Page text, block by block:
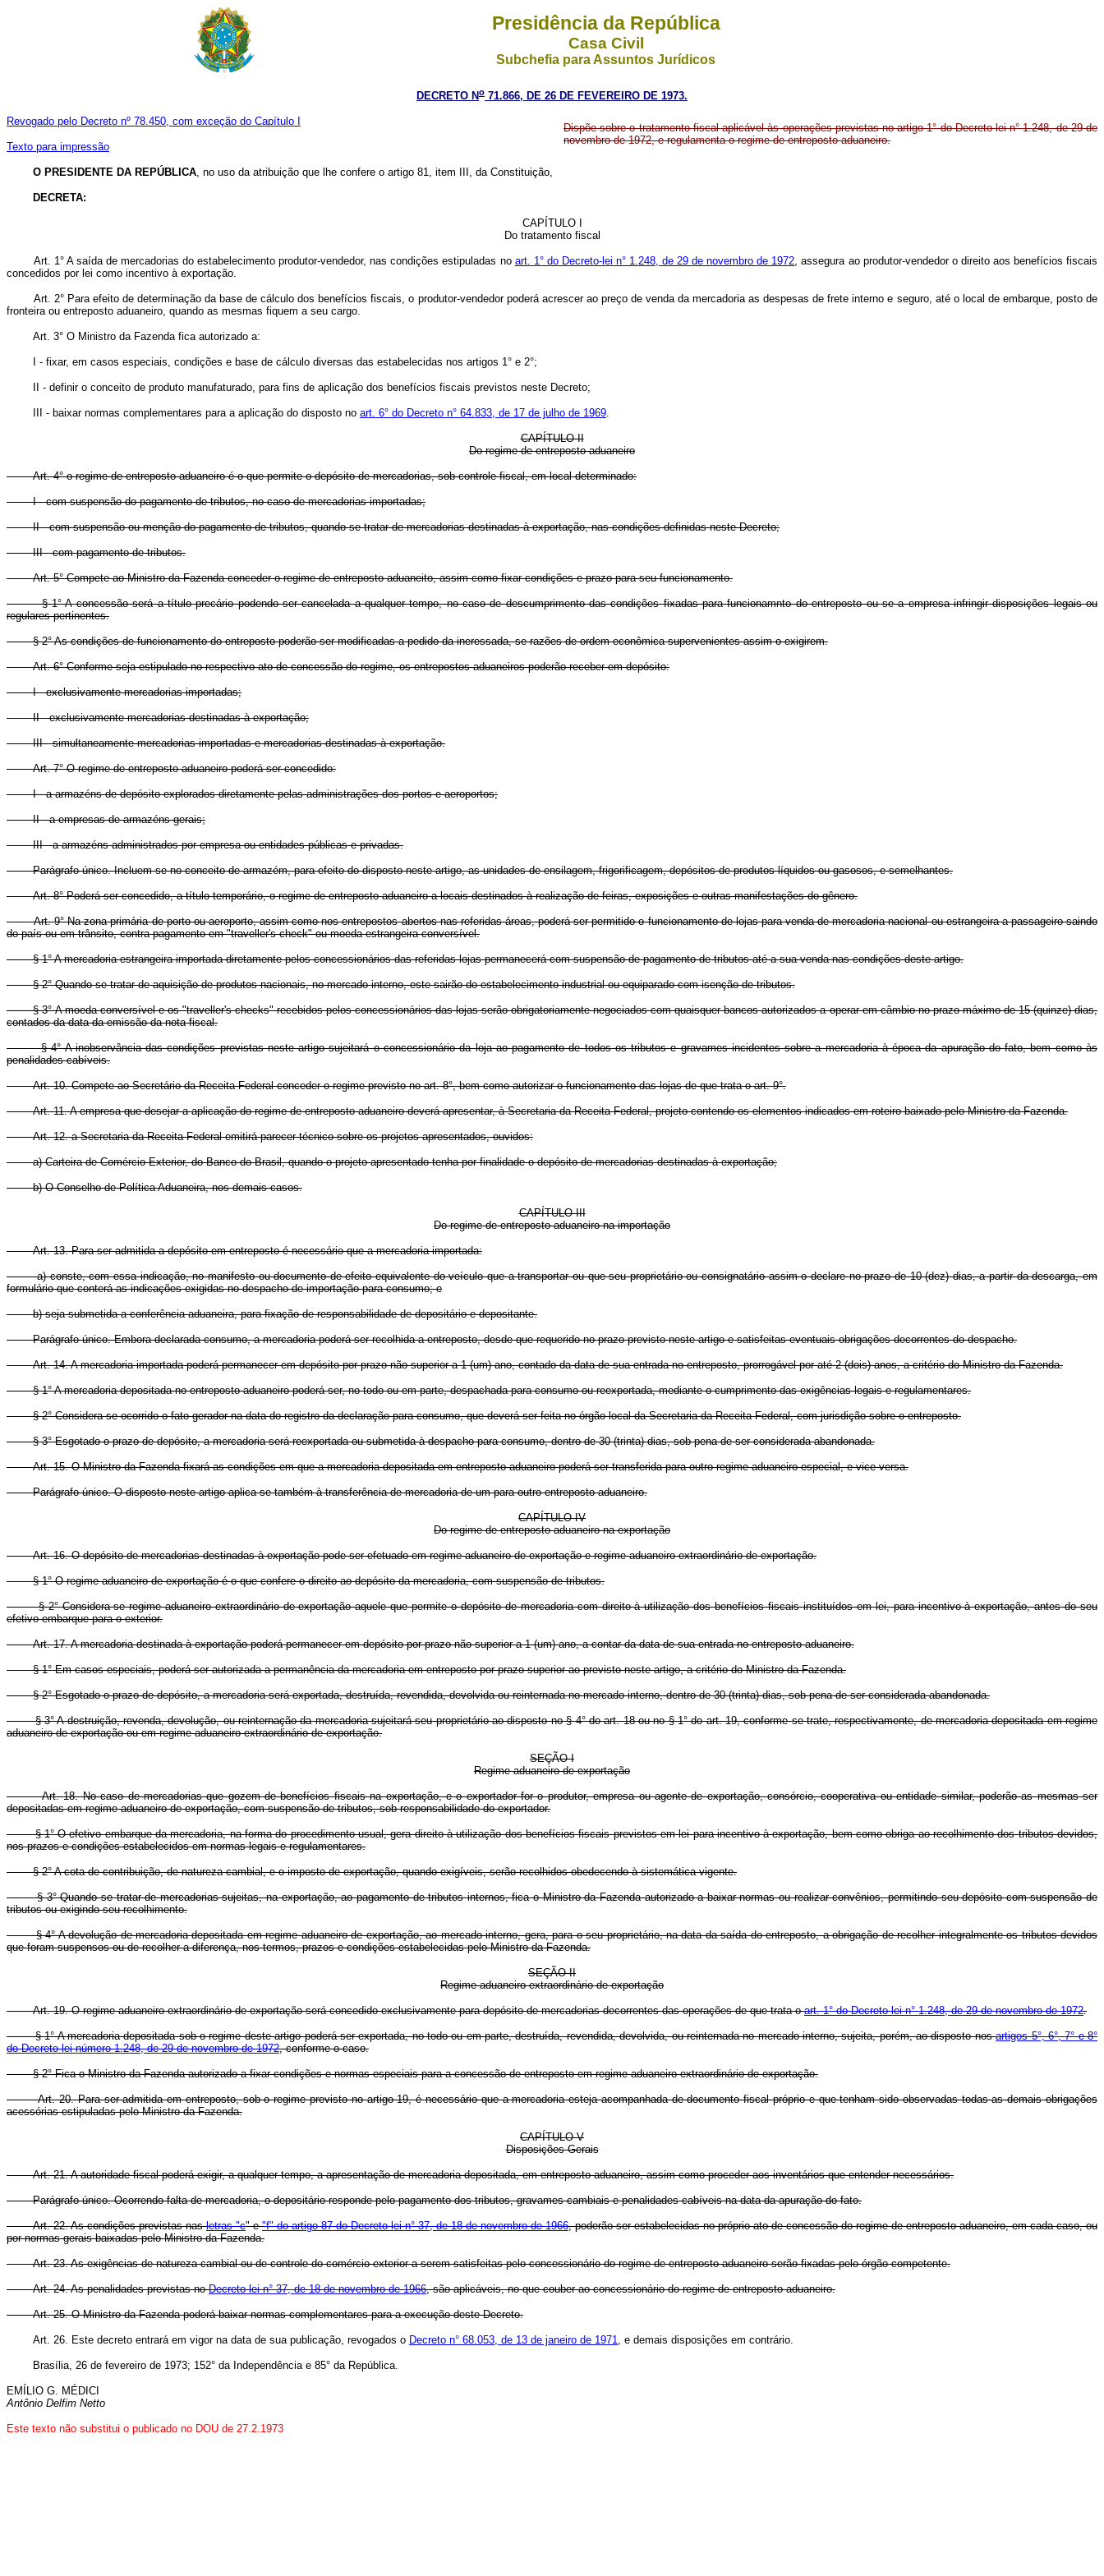
Presidência da República
Casa Civil
Subchefia para Assuntos Jurídicos
DECRETO No 71.866, DE 26 DE FEVEREIRO DE 1973.
Revogado pelo Decreto nº 78.450, com exceção do Capítulo I
Texto para impressão
Dispõe sobre o tratamento fiscal aplicável às operações previstas no artigo 1° do Decreto-lei n° 1.248, de 29 de
novembro de 1972, e regulamenta o regime de entreposto aduaneiro.
O PRESIDENTE DA REPÚBLICA, no uso da atribuição que lhe confere o artigo 81, item III, da Constituição,
DECRETA:
CAPÍTULO I
Do tratamento fiscal
Art. 1° A saída de mercadorias do estabelecimento produtor-vendedor, nas condições estipuladas no art. 1° do Decreto-lei n° 1.248, de 29 de novembro de 1972, assegura ao produtor-vendedor o direito aos benefícios fiscais
concedidos por lei como incentivo à exportação.
Art. 2° Para efeito de determinação da base de cálculo dos benefícios fiscais, o produtor-vendedor poderá acrescer ao preço de venda da mercadoria as despesas de frete interno e seguro, até o local de embarque, posto de
fronteira ou entreposto aduaneiro, quando as mesmas fiquem a seu cargo.
Art. 3° O Ministro da Fazenda fica autorizado a:
I - fixar, em casos especiais, condições e base de cálculo diversas das estabelecidas nos artigos 1° e 2°;
II - definir o conceito de produto manufaturado, para fins de aplicação dos benefícios fiscais previstos neste Decreto;
III - baixar normas complementares para a aplicação do disposto no art. 6° do Decreto n° 64.833, de 17 de julho de 1969.
CAPÍTULO II
Do regime de entreposto aduaneiro
Art. 4° o regime de entreposto aduaneiro é o que permite o depósito de mercadorias, sob controle fiscal, em local determinado:
I - com suspensão do pagamento de tributos, no caso de mercadorias importadas;
II - com suspensão ou menção do pagamento de tributos, quando se tratar de mercadorias destinadas à exportação, nas condições definidas neste Decreto;
III - com pagamento de tributos.
Art. 5° Compete ao Ministro da Fazenda conceder o regime de entreposto aduaneito, assim como fixar condições e prazo para seu funcionamento.
§ 1° A concessão será a título precário podendo ser cancelada a qualquer tempo, no caso de descumprimento das condições fixadas para funcionamnto do entreposto ou se a empresa infringir disposições legais ou
regulares pertinentes.
§ 2° As condições de funcionamento do entreposto poderão ser modificadas a pedido da ineressada, se razões de ordem econômica supervenientes assim o exigirem.
Art. 6° Conforme seja estipulado no respectivo ato de concessão do regime, os entrepostos aduaneiros poderão receber em depósito:
I - exclusivamente mercadorias importadas;
II - exclusivamente mercadorias destinadas à exportação;
III - simultaneamente mercadorias importadas e mercadorias destinadas à exportação.
Art. 7° O regime de entreposto aduaneiro poderá ser concedido:
I - a armazéns de depósito explorados diretamente pelas administrações dos portos e aeroportos;
II - a empresas de armazéns-gerais;
III - a armazéns administrados por empresa ou entidades públicas e privadas.
Parágrafo único. Incluem-se no conceito de armazém, para efeito do disposto neste artigo, as unidades de ensilagem, frigorificagem, depósitos de produtos líquidos ou gasosos, e semelhantes.
Art. 8° Poderá ser concedido, a título temporário, o regime de entreposto aduaneiro a locais destinados à realização de feiras, exposições e outras manifestações do gênero.
Art. 9° Na zona primária de porto ou aeroporto, assim como nos entrepostos abertos nas referidas áreas, poderá ser permitido o funcionamento de lojas para venda de mercadoria nacional ou estrangeira a passageiro saindo
do país ou em trânsito, contra pagamento em "traveller's check" ou moeda estrangeira conversível.
§ 1° A mercadoria estrangeira importada diretamente pelos concessionários das referidas lojas permanecerá com suspensão de pagamento de tributos até a sua venda nas condições deste artigo.
§ 2° Quando se tratar de aquisição de produtos nacionais, no mercado interno, este sairão do estabelecimento industrial ou equiparado com isenção de tributos.
§ 3° A moeda conversível e os "traveller's checks" recebidos pelos concessionários das lojas serão obrigatoriamente negociados com quaisquer bancos autorizados a operar em câmbio no prazo máximo de 15 (quinze) dias,
contados da data da emissão da nota fiscal.
§ 4° A inobservância das condições previstas neste artigo sujeitará o concessionário da loja ao pagamento de todos os tributos e gravames incidentes sobre a mercadoria à época da apuração do fato, bem como às
penalidades cabíveis.
Art. 10. Compete ao Secretário da Receita Federal conceder o regime previsto no art. 8°, bem como autorizar o funcionamento das lojas de que trata o art. 9°.
Art. 11. A empresa que desejar a aplicação do regime de entreposto aduaneiro deverá apresentar, à Secretaria da Receita Federal, projeto contendo os elementos indicados em roteiro baixado pelo Ministro da Fazenda.
Art. 12. a Secretaria da Receita Federal emitirá parecer técnico sobre os projetos apresentados, ouvidos:
a) Carteira de Comércio Exterior, do Banco do Brasil, quando o projeto apresentado tenha por finalidade o depósito de mercadorias destinadas à exportação;
b) O Conselho de Política Aduaneira, nos demais casos.
CAPÍTULO III
Do regime de entreposto aduaneiro na importação
Art. 13. Para ser admitida a depósito em entreposto é necessário que a mercadoria importada:
a) conste, com essa indicação, no manifesto ou documento de efeito equivalente do veículo que a transportar ou que seu proprietário ou consignatário assim o declare no prazo de 10 (dez) dias, a partir da descarga, em
formulário que conterá as indicações exigidas no despacho de importação para consumo; e
b) seja submetida a conferência aduaneira, para fixação de responsabilidade de depositário e depositante.
Parágrafo único. Embora declarada consumo, a mercadoria poderá ser recolhida a entreposto, desde que requerido no prazo previsto neste artigo e satisfeitas eventuais obrigações decorrentes do despacho.
Art. 14. A mercadoria importada poderá permanecer em depósito por prazo não superior a 1 (um) ano, contado da data de sua entrada no entreposto, prorrogável por até 2 (dois) anos, a critério do Ministro da Fazenda.
§ 1° A mercadoria depositada no entreposto aduaneiro poderá ser, no todo ou em parte, despachada para consumo ou reexportada, mediante o cumprimento das exigências legais e regulamentares.
§ 2° Considera-se ocorrido o fato gerador na data do registro da declaração para consumo, que deverá ser feita no órgão local da Secretaria da Receita Federal, com jurisdição sobre o entreposto.
§ 3° Esgotado o prazo de depósito, a mercadoria será reexportada ou submetida à despacho para consumo, dentro de 30 (trinta) dias, sob pena de ser considerada abandonada.
Art. 15. O Ministro da Fazenda fixará as condições em que a mercadoria depositada em entreposto aduaneiro poderá ser transferida para outro regime aduaneiro especial, e vice-versa.
Parágrafo único. O disposto neste artigo aplica-se também à transferência de mercadoria de um para outro entreposto aduaneiro.
CAPÍTULO IV
Do regime de entreposto aduaneiro na exportação
Art. 16. O depósito de mercadorias destinadas à exportação pode ser efetuado em regime aduaneiro de exportação e regime aduaneiro extraordinário de exportação.
§ 1° O regime aduaneiro de exportação é o que confere o direito ao depósito da mercadoria, com suspensão de tributos.
§ 2° Considera-se regime aduaneiro extraordinário de exportação aquele que permite o depósito de mercadoria com direito à utilização dos benefícios fiscais instituídos em lei, para incentivo à exportação, antes do seu
efetivo embarque para o exterior.
Art. 17. A mercadoria destinada à exportação poderá permanecer em depósito por prazo não superior a 1 (um) ano, a contar da data de sua entrada no entreposto aduaneiro.
§ 1° Em casos especiais, poderá ser autorizada a permanência da mercadoria em entreposto por prazo superior ao previsto neste artigo, a critério do Ministro da Fazenda.
§ 2° Esgotado o prazo de depósito, a mercadoria será exportada, destruída, revendida, devolvida ou reinternada no mercado interno, dentro de 30 (trinta) dias, sob pena de ser considerada abandonada.
§ 3° A destruição, revenda, devolução, ou reinternação da mercadoria sujeitará seu proprietário ao disposto no § 4° do art. 18 ou no § 1° do art. 19, conforme se trate, respectivamente, de mercadoria depositada em regime
aduaneiro de exportação ou em regime aduaneiro extraordinário de exportação.
SEÇÃO I
Regime aduaneiro de exportação
Art. 18. No caso de mercadorias que gozem de benefícios fiscais na exportação, e o exportador for o produtor, empresa ou agente de exportação, consórcio, cooperativa ou entidade similar, poderão as mesmas ser
depositadas em regime aduaneiro de exportação, com suspensão de tributos, sob responsabilidade do exportador.
§ 1° O efetivo embarque da mercadoria, na forma do procedimento usual, gera direito à utilização dos benefícios fiscais previstos em lei para incentivo à exportação, bem como obriga ao recolhimento dos tributos devidos,
nos prazos e condições estabelecidos em normas legais e regulamentares.
§ 2° A cota de contribuição, de natureza cambial, e o imposto de exportação, quando exigíveis, serão recolhidos obedecendo à sistemática vigente.
§ 3° Quando se tratar de mercadorias sujeitas, na exportação, ao pagamento de tributos internos, fica o Ministro da Fazenda autorizado a baixar normas ou realizar convênios, permitindo seu depósito com suspensão de
tributos ou exigindo seu recolhimento.
§ 4° A devolução de mercadoria depositada em regime aduaneiro de exportação, ao mercado interno, gera, para o seu proprietário, na data da saída do entreposto, a obrigação de recolher integralmente os tributos devidos
que foram suspensos ou de recolher a diferença, nos termos, prazos e condições estabelecidas pelo Ministro da Fazenda.
SEÇÃO II
Regime aduaneiro extraordinário de exportação
Art. 19. O regime aduaneiro extraordinário de exportação será concedido exclusivamente para depósito de mercadorias decorrentes das operações de que trata oart. 1° do Decreto-lei n° 1.248, de 29 de novembro de 1972.
§ 1° A mercadoria depositada sob o regime deste artigo poderá ser exportada, no todo ou em parte, destruída, revendida, devolvida, ou reinternada no mercado interno, sujeita, porém, ao disposto nosartigos 5°, 6°, 7° e 8°
do Decreto-lei número 1.248, de 29 de novembro de 1972, conforme o caso.
§ 2° Fica o Ministro da Fazenda autorizado a fixar condições e normas especiais para a concessão de entreposto em regime aduaneiro extraordinário de exportação.
Art. 20. Para ser admitida em entreposto, sob o regime previsto no artigo 19, é necessário que a mercadoria esteja acompanhada de documento fiscal próprio e que tenham sido observadas todas as demais obrigações
acessórias estipuladas pelo Ministro da Fazenda.
CAPÍTULO V
Disposições Gerais
Art. 21. A autoridade fiscal poderá exigir, a qualquer tempo, a apresentação de mercadoria depositada, em entreposto aduaneiro, assim como proceder aos inventários que entender necessários.
Parágrafo único. Ocorrendo falta de mercadoria, o depositário responde pelo pagamento dos tributos, gravames cambiais e penalidades cabíveis na data da apuração do fato.
Art. 22. As condições previstas nasletras "c" e"f" do artigo 87 do Decreto-lei n° 37, de 18 de novembro de 1966, poderão ser estabelecidas no próprio ato de concessão do regime de entreposto aduaneiro, em cada caso, ou
por normas gerais baixadas pelo Ministro da Fazenda.
Art. 23. As exigências de natureza cambial ou de controle do comércio exterior a serem satisfeitas pelo concessionário do regime de entreposto aduaneiro serão fixadas pelo órgão competente.
Art. 24. As penalidades previstas noDecreto-lei n° 37, de 18 de novembro de 1966, são aplicáveis, no que couber ao concessionário do regime de entreposto aduaneiro.
Art. 25. O Ministro da Fazenda poderá baixar normas complementares para a execução deste Decreto.
Art. 26. Este decreto entrará em vigor na data de sua publicação, revogados o Decreto n° 68.053, de 13 de janeiro de 1971, e demais disposições em contrário.
Brasília, 26 de fevereiro de 1973; 152° da Independência e 85° da República.
EMÍLIO G. MÉDICI
Antônio Delfim Netto
Este texto não substitui o publicado no DOU de 27.2.1973